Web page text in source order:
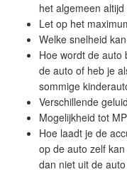
het algemeen
Let op het
Welke snelheid
Hoe wordt de auto
de auto of heb je
sommige
Verschillende
Mogelijkheid tot
Hoe laadt je de
op de auto zelf
dan niet uit de